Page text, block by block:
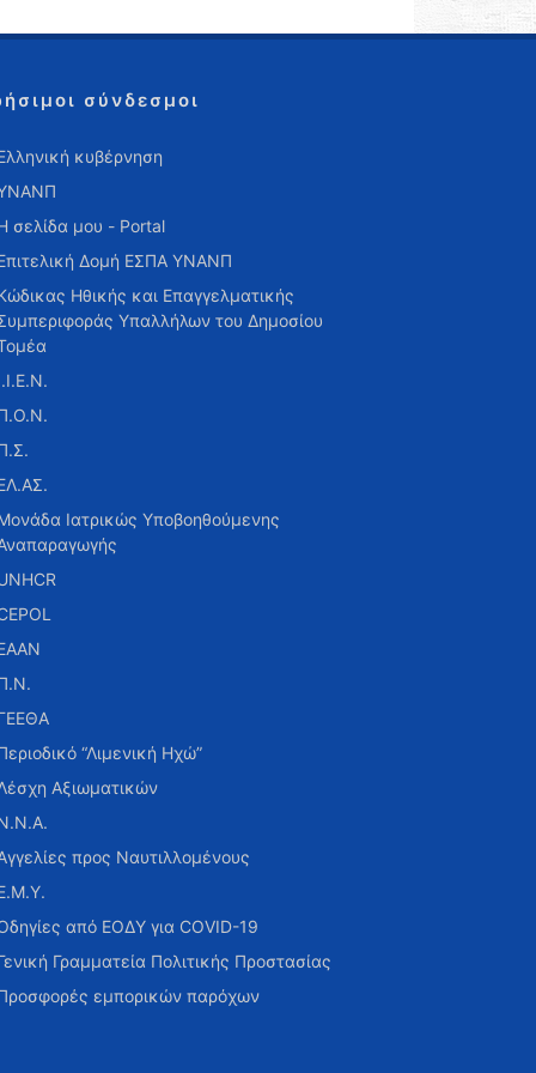
σύνδεσμοι
κυβέρνηση
σελίδα μου - Portal
Δομή ΕΣΠΑ ΥΝΑΝΠ
Ηθικής και Επαγγελματικής
Υπαλλήλων του Δημοσίου
Ιατρικώς Υποβοηθούμενης
“Λιμενική Ηχώ”
Αξιωματικών
προς Ναυτιλλομένους
από ΕΟΔΥ για COVID-19
Γραμματεία Πολιτικής Προστασίας
εμπορικών παρόχων